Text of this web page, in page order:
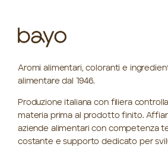
Aromi alimentari, coloranti e
alimentare dal 1946.
Produzione italiana con filiera
materia prima al prodotto finito.
aziende alimentari con competenza
costante e supporto dedicato per